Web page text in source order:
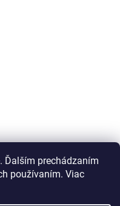
Ďalším prechádzaním
používaním. Viac